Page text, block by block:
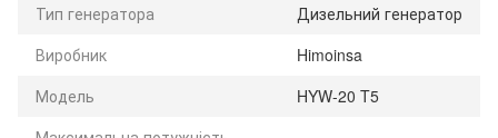
Тип генератора
Дизельний генератор
Виробник
Himoinsa
Модель
HYW-20 T5